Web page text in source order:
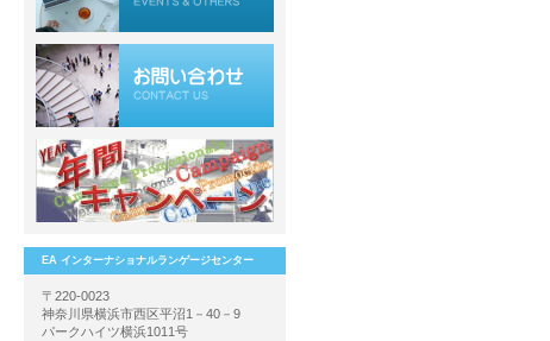
EA インターナショナルランゲージセンター
〒220-0023
神奈川県横浜市西区平沼1－40－9
パークハイツ横浜1011号